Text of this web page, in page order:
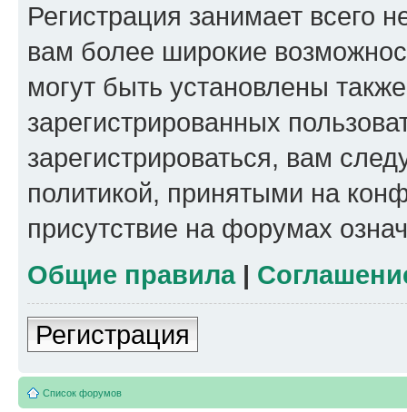
Регистрация занимает всего
вам более широкие
могут быть установлены
зарегистрированных
зарегистрироваться, вам
политикой, принятыми на
присутствие на форумах
Общие правила|
Регистрация
Список форумов